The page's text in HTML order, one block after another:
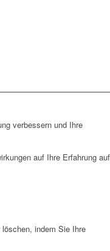
verbessern und Ihre
auf Ihre Erfahrung auf
indem Sie Ihre